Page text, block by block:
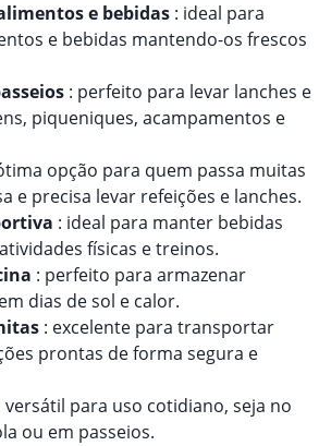
e bebidas : ideal para
e bebidas mantendo-os frescos
: perfeito para levar lanches e
piqueniques, acampamentos e
opção para quem passa muitas
e precisa levar refeições e lanches.
: ideal para manter bebidas
físicas e treinos.
: perfeito para armazenar
dias de sol e calor.
: excelente para transportar
prontas de forma segura e
versátil para uso cotidiano, seja no
ou em passeios.